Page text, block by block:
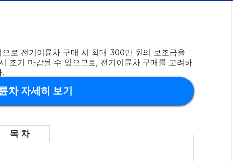
로 전기이륜차 구매 시 최대 300만 원의 보조금을
조기 마감될 수 있으므로, 전기이륜차 구매를 고려하
.
차 자세히 보기